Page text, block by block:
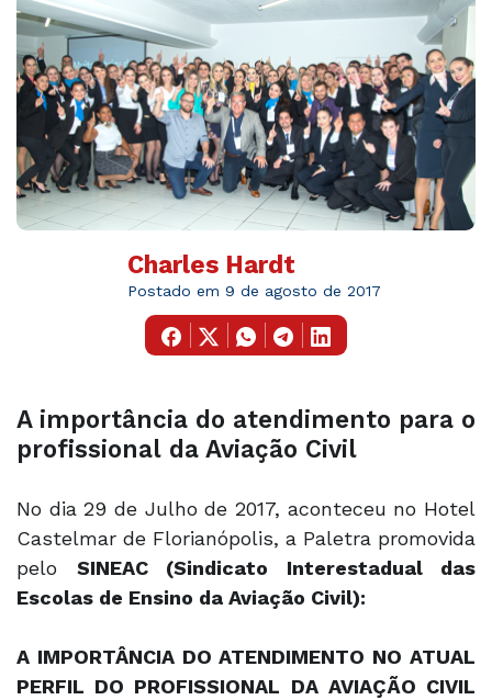
Charles Hardt
Postado em 9 de agosto de 2017
A importância do atendimento para o
profissional da Aviação Civil
No dia 29 de Julho de 2017, aconteceu no Hotel
Castelmar de Florianópolis, a Paletra promovida
pelo SINEAC (Sindicato Interestadual das
Escolas de Ensino da Aviação Civil):
A IMPORTÂNCIA DO ATENDIMENTO NO ATUAL
PERFIL DO PROFISSIONAL DA AVIAÇÃO CIVIL